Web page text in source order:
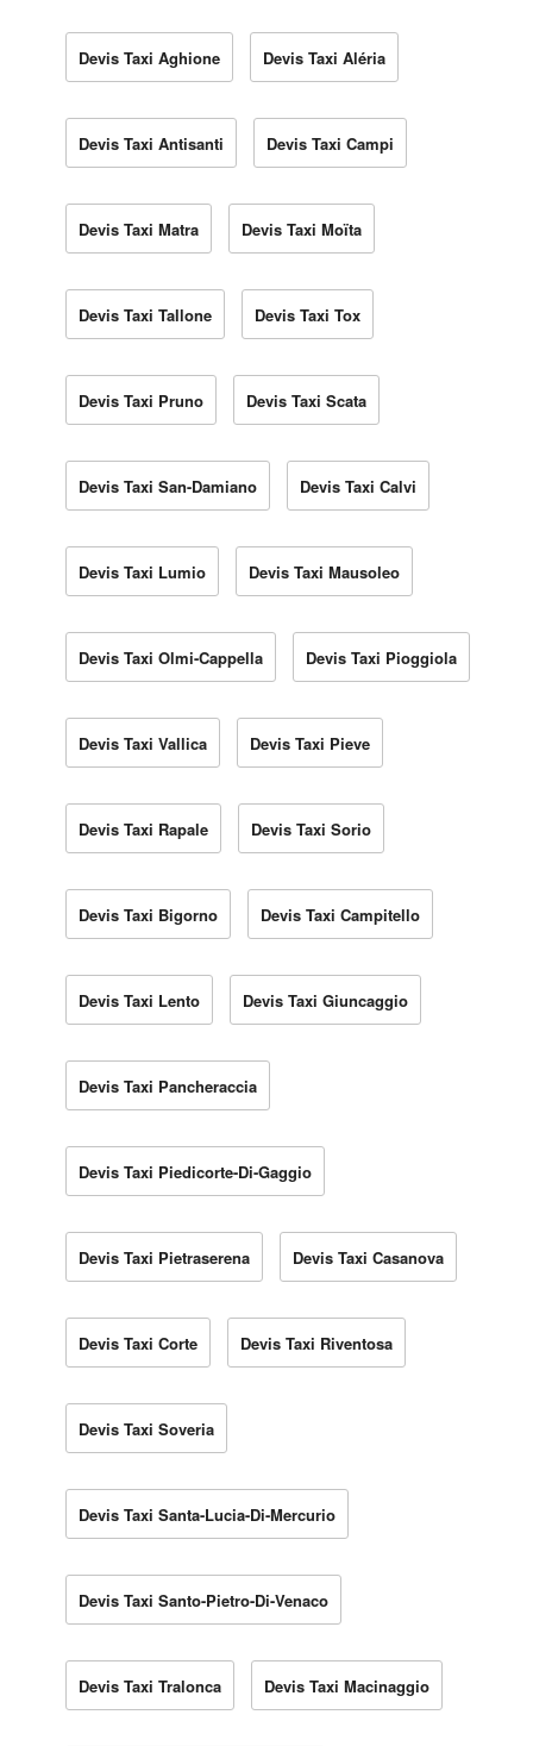
Devis Taxi Aghione Devis Taxi Aléria
Devis Taxi Antisanti Devis Taxi Campi
Devis Taxi Matra Devis Taxi Moïta
Devis Taxi Tallone Devis Taxi Tox
Devis Taxi Pruno Devis Taxi Scata
Devis Taxi San-Damiano Devis Taxi Calvi
Devis Taxi Lumio Devis Taxi Mausoleo
Devis Taxi Olmi-Cappella Devis Taxi Pioggiola
Devis Taxi Vallica Devis Taxi Pieve
Devis Taxi Rapale Devis Taxi Sorio
Devis Taxi Bigorno Devis Taxi Campitello
Devis Taxi Lento Devis Taxi Giuncaggio
Devis Taxi Pancheraccia
Devis Taxi Piedicorte-Di-Gaggio
Devis Taxi Pietraserena Devis Taxi Casanova
Devis Taxi Corte Devis Taxi Riventosa
Devis Taxi Soveria
Devis Taxi Santa-Lucia-Di-Mercurio
Devis Taxi Santo-Pietro-Di-Venaco
Devis Taxi Tralonca Devis Taxi Macinaggio